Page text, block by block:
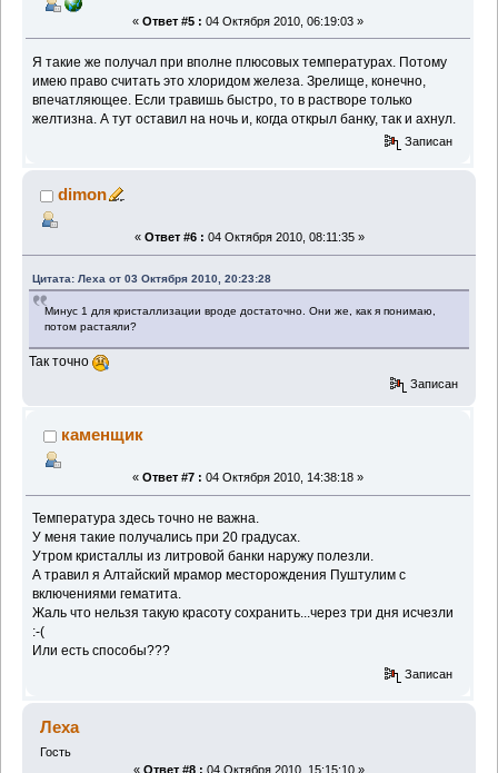
« Ответ #5 : 04 Октября 2010, 06:19:03 »
Я такие же получал при вполне плюсовых температурах. Потому
имею право считать это хлоридом железа. Зрелище, конечно,
впечатляющее. Если травишь быстро, то в растворе только
желтизна. А тут оставил на ночь и, когда открыл банку, так и ахнул.
Записан
dimon
« Ответ #6 : 04 Октября 2010, 08:11:35 »
Цитата: Леха от 03 Октября 2010, 20:23:28
Минус 1 для кристаллизации вроде достаточно. Они же, как я понимаю,
потом растаяли?
Так точно
Записан
каменщик
« Ответ #7 : 04 Октября 2010, 14:38:18 »
Температура здесь точно не важна.
У меня такие получались при 20 градусах.
Утром кристаллы из литровой банки наружу полезли.
А травил я Алтайский мрамор месторождения Пуштулим с
включениями гематита.
Жаль что нельзя такую красоту сохранить...через три дня исчезли
:-(
Или есть способы???
Записан
Леха
Гость
« Ответ #8 : 04 Октября 2010, 15:15:10 »